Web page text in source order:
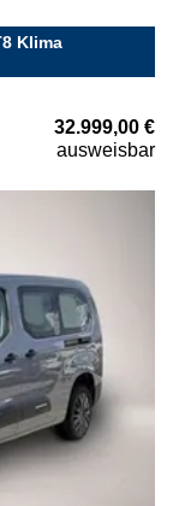
Klima
32.999,00 €
ausweisbar